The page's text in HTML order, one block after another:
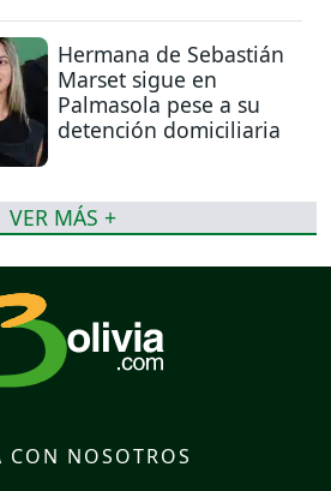
Hermana de Sebastián
Marset sigue en
Palmasola pese a su
detención domiciliaria
VER MÁS +
CON NOSOTROS